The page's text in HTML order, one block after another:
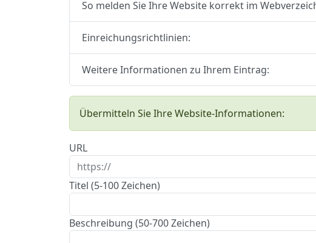
So melden Sie Ihre Website korrekt im
Einreichungsrichtlinien:
Weitere Informationen zu Ihrem Eintrag:
Übermitteln Sie Ihre Website-Informationen:
URL
Titel (5-100 Zeichen)
Beschreibung (50-700 Zeichen)